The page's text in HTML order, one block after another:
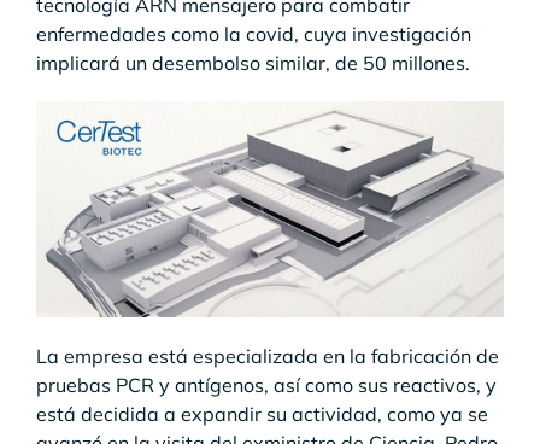
enfermedades como la covid, cuya investigación
implicará un desembolso similar, de 50 millones.
La empresa está especializada en la fabricación de
pruebas PCR y antígenos, así como sus reactivos, y
está decidida a expandir su actividad, como ya se